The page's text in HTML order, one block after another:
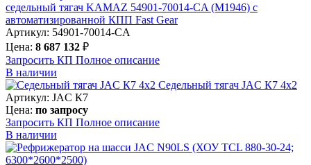
седельный тягач KAMAZ 54901-70014-CA (М1946) с
автоматизированной КПП Fast Gear
Артикул: 54901-70014-CA
Цена: 8 687 132 ₽
Запросить КП Полное описание
В наличии
Седельный тягач JAC К7 4х2
Артикул: JAC К7
Цена: по запросу
Запросить КП Полное описание
В наличии